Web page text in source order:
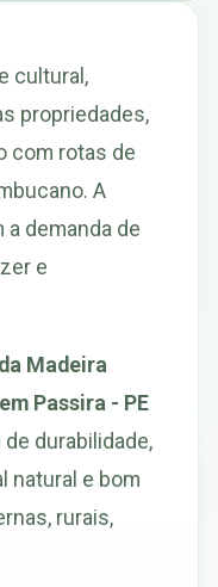
cultural,
propriedades,
com rotas de
A
a demanda de
e
Madeira
Passira - PE
durabilidade,
natural e bom
rurais,